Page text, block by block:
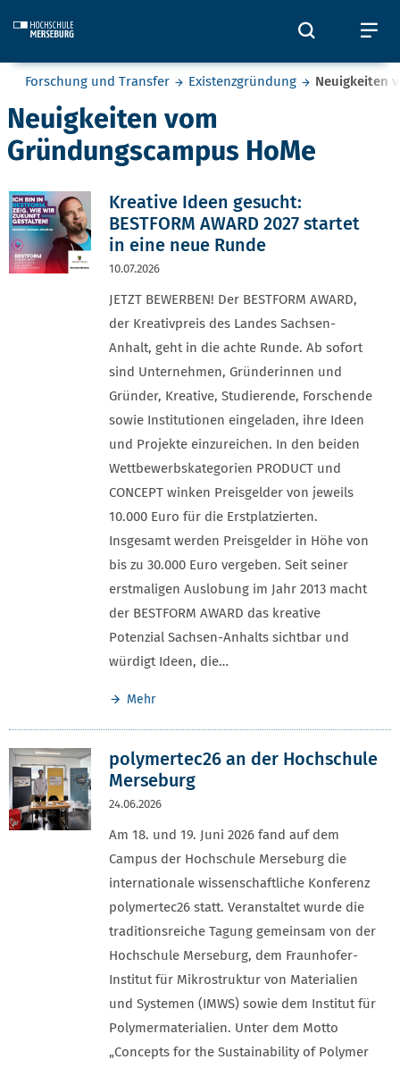
Öffnet
Sie befinden sich hier:
Forschung und Transfer Existenzgründung Neuigkeiten
Neuigkeiten vom
Gründungscampus HoMe
Kreative Ideen gesucht:
BESTFORM AWARD 2027 startet
in eine neue Runde
10.07.2026
JETZT BEWERBEN! Der BESTFORM AWARD,
der Kreativpreis des Landes Sachsen-
Anhalt, geht in die achte Runde. Ab sofort
sind Unternehmen, Gründerinnen und
Gründer, Kreative, Studierende, Forschende
sowie Institutionen eingeladen, ihre Ideen
und Projekte einzureichen. In den beiden
Wettbewerbskategorien PRODUCT und
CONCEPT winken Preisgelder von jeweils
10.000 Euro für die Erstplatzierten.
Insgesamt werden Preisgelder in Höhe von
bis zu 30.000 Euro vergeben. Seit seiner
erstmaligen Auslobung im Jahr 2013 macht
der BESTFORM AWARD das kreative
Potenzial Sachsen-Anhalts sichtbar und
würdigt Ideen, die…
Mehr
polymertec26 an der Hochschule
Merseburg
24.06.2026
Am 18. und 19. Juni 2026 fand auf dem
Campus der Hochschule Merseburg die
internationale wissenschaftliche Konferenz
polymertec26 statt. Veranstaltet wurde die
traditionsreiche Tagung gemeinsam von der
Hochschule Merseburg, dem Fraunhofer-
Institut für Mikrostruktur von Materialien
und Systemen (IMWS) sowie dem Institut für
Polymermaterialien. Unter dem Motto
„Concepts for the Sustainability of Polymer